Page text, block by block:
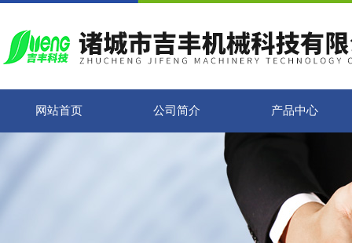
网站首页 公司简介 产品中心